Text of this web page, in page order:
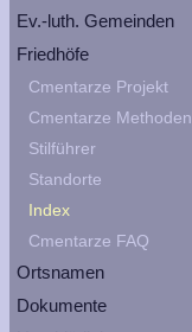
Ev.-luth. Gemeinden
Friedhöfe
Cmentarze Projekt
Cmentarze Methoden
Stilführer
Standorte
Index
Cmentarze FAQ
Ortsnamen
Dokumente